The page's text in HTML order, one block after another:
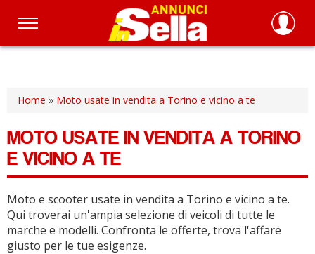
Salta
principale
Home » Moto usate in vendita a Torino e vicino a te
MOTO USATE IN VENDITA A TORINO
E VICINO A TE
Moto e scooter usate in vendita a Torino e vicino a te.
Qui troverai un'ampia selezione di veicoli di tutte le
marche e modelli. Confronta le offerte, trova l'affare
giusto per le tue esigenze.